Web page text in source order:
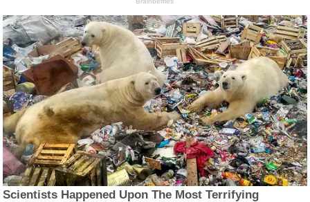
Scientists Happened Upon The Most Terrifying